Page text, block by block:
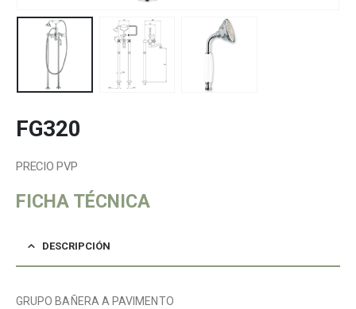
FG320
PRECIO PVP
FICHA TÉCNICA
DESCRIPCIÓN
GRUPO BAÑERA A PAVIMENTO